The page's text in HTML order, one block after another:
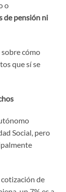
o
de pensión ni
cómo
que sí se
Social, pero
de